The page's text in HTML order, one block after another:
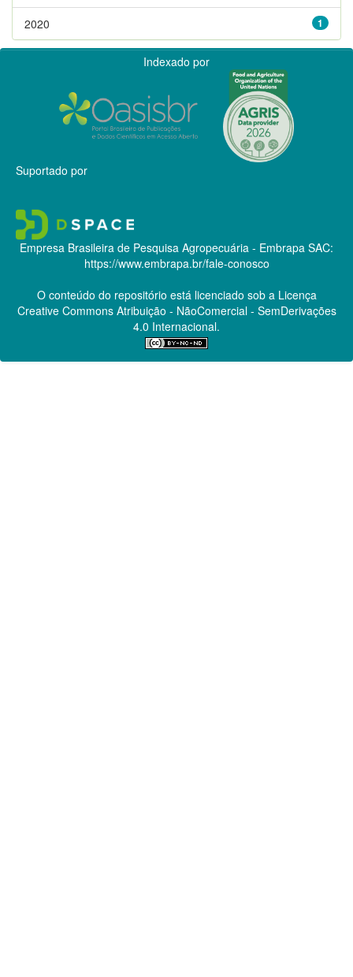
1
2020
Indexado por
Suportado por
Empresa Brasileira de Pesquisa Agropecuária - Embrapa SAC:
https://www.embrapa.br/fale-conosco
O conteúdo do repositório está licenciado sob a Licença
Creative CommonsAtribuição - NãoComercial - SemDerivações
4.0 Internacional.